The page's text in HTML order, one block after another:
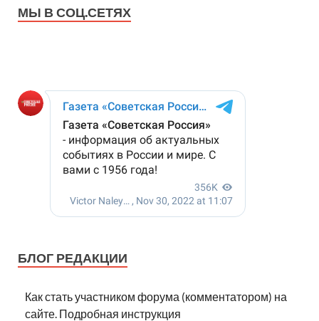
МЫ В СОЦ.СЕТЯХ
БЛОГ РЕДАКЦИИ
Как стать участником форума (комментатором) на
сайте. Подробная инструкция